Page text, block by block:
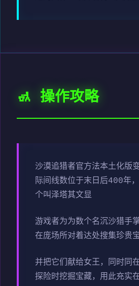
🚮 操作攻略
沙漠追猎者官方法本土化版
际间线数位于末日后400年
个叫泽塔其文显
游戏者为为数个名沉沙猎手
在庞场所对着达处搜集珍贵宝
并把它们献给女王，同时同
探险时挖掘宝藏，用此充实在